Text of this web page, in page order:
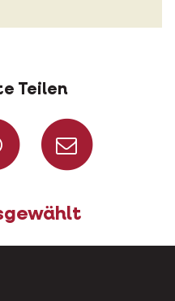
Teilen
Facebook
Auf